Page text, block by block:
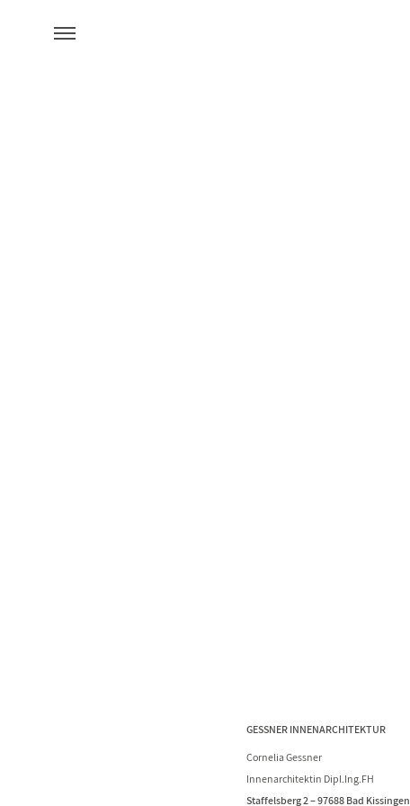
GESSNER INNENARCHITEKTUR
Cornelia Gessner
Innenarchitektin Dipl.Ing.FH
Staffelsberg 2 – 97688 Bad Kissingen